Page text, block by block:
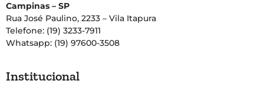
Campinas – SP
Rua José Paulino, 2233 – Vila Itapura
Telefone: (19) 3233-7911
Whatsapp: (19) 97600-3508
Institucional